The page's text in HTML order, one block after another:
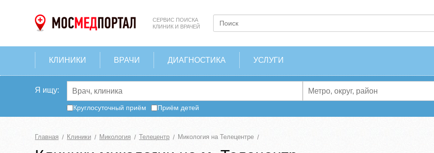
СЕРВИС ПОИСКА
КЛИНИК И ВРАЧЕЙ
КЛИНИКИ ВРАЧИ ДИАГНОСТИКА УСЛУГИ
Я ищу:
Круглосуточный приём Приём детей
Главная Клиники Микология Телецентр Микология на Телецентре